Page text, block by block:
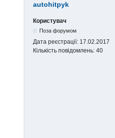
autohitpyk
Користувач
Поза форумом
Дата реєстрації: 17.02.2017
Кількість повідомлень: 40